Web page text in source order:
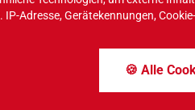
Adresse, Gerätekennungen,
🍪 Alle